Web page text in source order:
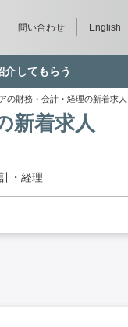
問い合わせ English
介してもらう
の財務・会計・経理の新着求人
新着求人
・経理